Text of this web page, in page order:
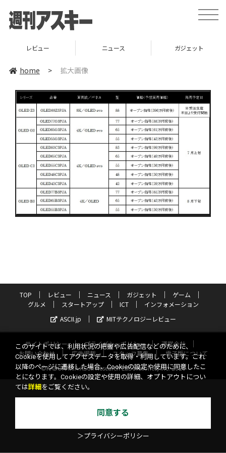
toggle
レビュー ニュース ガジェット
home > 拡大画像
TOP レビュー ニュース ガジェット
ゲーム
グルメ
スタートアップ ICT
インフォメーション
ASCII.jp
MITテクノロジーレビュー
サイトポリシー プライバシーポリシー
運営会社
お問い合わせ
広告掲載 スタッフ募集
電子版について
©KADOKAWA ASCII Research Laboratories, Inc. 2026
このサイトでは、利用状況の把握や広告配信などのために、
Cookieを使用してアクセスデータを取得・利用しています。これ
以降のページに遷移した場合、Cookieの設定や使用に同意したこ
とになります。Cookieの設定や使用の詳細、オプトアウトについ
ては詳細 をご覧ください。
同意する
＞プライバシーポリシー